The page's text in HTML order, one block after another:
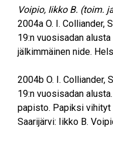
Voipio, Iikko B. (toim.
2004a O. I. Colliander,
19:n vuosisadan
jälkimmäinen nide.
2004b O. I. Colliander,
19:n vuosisadan
papisto. Papiksi vihityt
Saarijärvi: Iikko B.